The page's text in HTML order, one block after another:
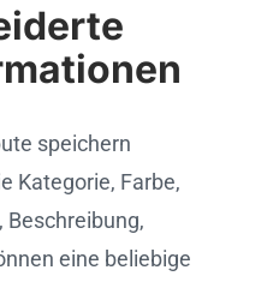
speichern
Kategorie, Farbe,
Beschreibung,
eine beliebige